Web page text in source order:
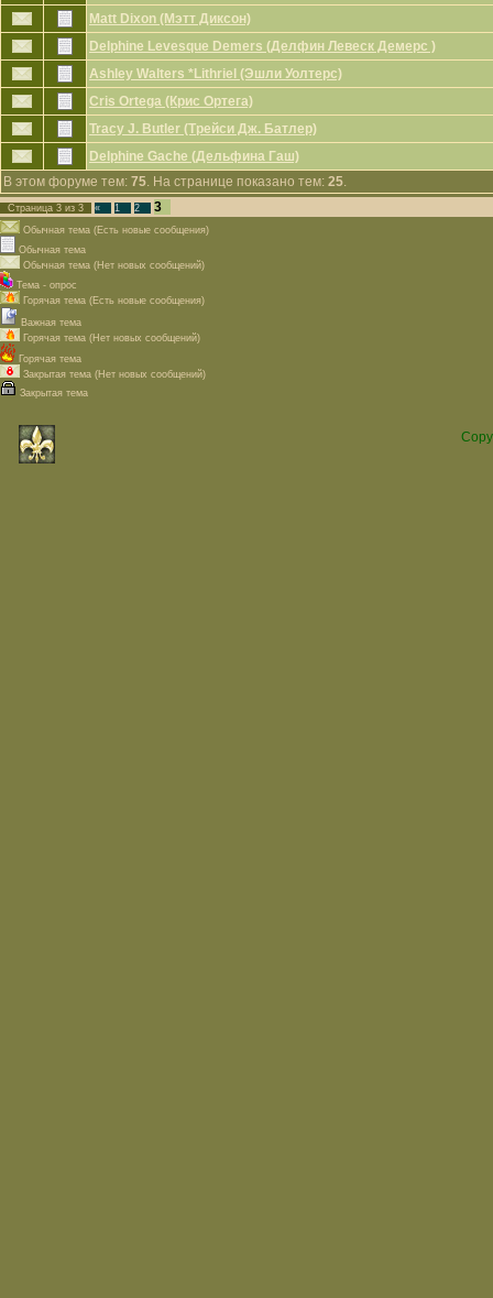
Matt Dixon (Мэтт Диксон)
Delphine Levesque Demers (Делфин Левеск Демерс )
Ashley Walters *Lithriel (Эшли Уолтерс)
Cris Ortega (Крис Ортега)
Tracy J. Butler (Трейси Дж. Батлер)
Delphine Gache (Дельфина Гаш)
В этом форуме тем: 75. На странице показано тем: 25.
Страница 3 из 3 « 1 2 3
Обычная тема (Есть новые сообщения)
Обычная тема
Обычная тема (Нет новых сообщений)
Тема - опрос
Горячая тема (Есть новые сообщения)
Важная тема
Горячая тема (Нет новых сообщений)
Горячая тема
Закрытая тема (Нет новых сообщений)
Закрытая тема